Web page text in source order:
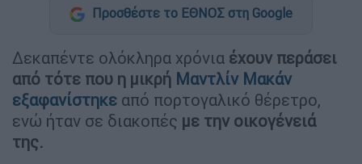
Προσθέστε το ΕΘΝΟΣ στη Google
Δεκαπέντε ολόκληρα χρόνια έχουν περάσει
από τότε που η μικρή Μαντλίν Μακάν
εξαφανίστηκε από πορτογαλικό θέρετρο,
ενώ ήταν σε διακοπές με την οικογένειά
της.